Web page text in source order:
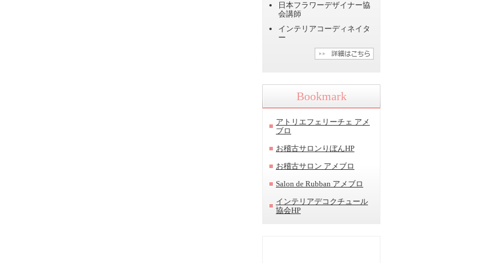
日本フラワーデザイナー協
会講師
インテリアコーディネイタ
ー
Bookmark
アトリエフェリーチェ アメ
ブロ
お稽古サロンりぼんHP
お稽古サロン アメブロ
Salon de Rubban アメブロ
インテリアデコクチュール
協会HP